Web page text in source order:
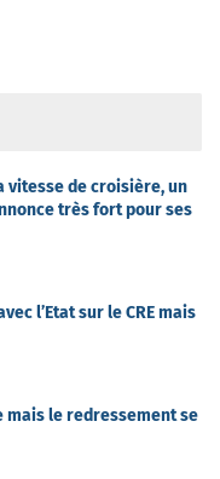
vitesse de croisière, un
très fort pour ses
l’Etat sur le CRE mais
mais le redressement se